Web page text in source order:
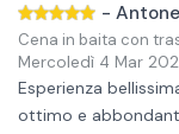
-
Cena in baita con
Mercoledì 4 Mar
Esperienza
ottimo e